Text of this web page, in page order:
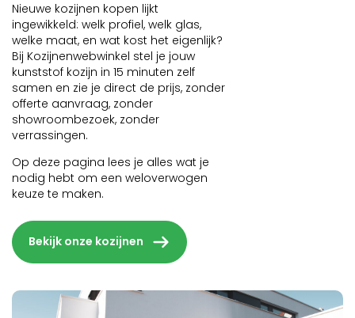
Nieuwe kozijnen kopen lijkt
ingewikkeld: welk profiel, welk glas,
welke maat, en wat kost het eigenlijk?
Bij Kozijnenwebwinkel stel je jouw
kunststof kozijn in 15 minuten zelf
samen en zie je direct de prijs, zonder
offerte aanvraag, zonder
showroombezoek, zonder
verrassingen.
Op deze pagina lees je alles wat je
nodig hebt om een weloverwogen
keuze te maken.
Bekijk onze kozijnen